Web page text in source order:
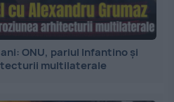
ONU, pariul Infantino și
multilaterale